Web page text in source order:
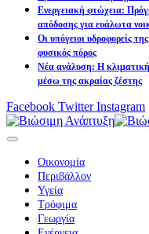
Ενεργειακή φτώχεια:
απόδοσης για ευάλωτα
Οι υπόγειοι υδροφορείς
φυσικός πόρος
Νέα ανάλυση: Η
μέσω της ακραίας ζέστης
Facebook Twitter Instagram
Οικονομία
Περιβάλλον
Υγεία
Τρόφιμα
Γεωργία